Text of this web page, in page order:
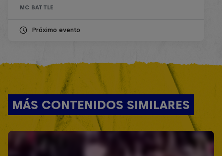
MC BATTLE
Próximo evento
MÁS CONTENIDOS SIMILARES